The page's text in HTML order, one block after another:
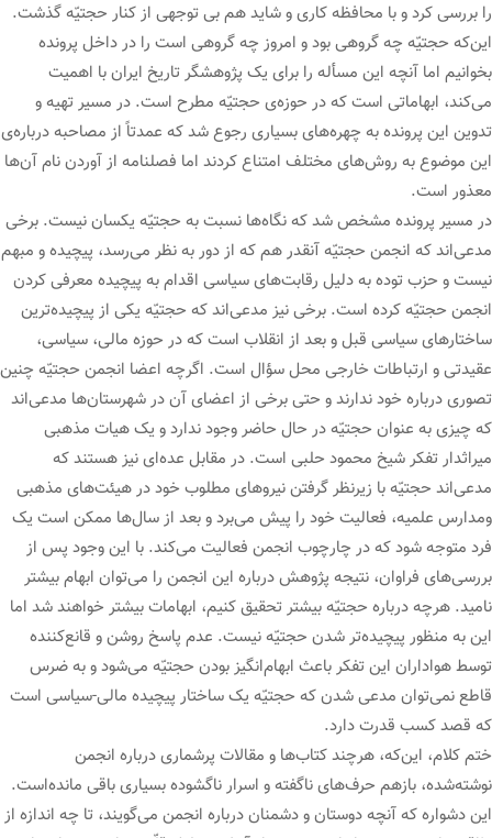
را بررسی کرد و با محافظه کاری و شاید هم بی توجهی از کنار حجتیّه گذشت.
این‌که حجتیّه چه گروهی بود و امروز چه گروهی است را در داخل پرونده
بخوانیم اما آنچه این مسأله را برای یک پژوهشگر تاریخ ایران با اهمیت
می‌کند، ابهاماتی است که در حوزه‌ی حجتیّه مطرح است. در مسیر تهیه و
تدوین این پرونده به چهره‌های بسیاری رجوع شد که عمدتاً از مصاحبه درباره‌ی
این موضوع به روش‌های مختلف امتناع کردند اما فصلنامه از آوردن نام آن‌ها
معذور است.
در مسیر پرونده مشخص شد که نگاه‌ها نسبت به حجتیّه یکسان نیست. برخی
مدعی‌اند که انجمن حجتیّه آنقدر هم که از دور به نظر می‌رسد، پیچیده و مبهم
نیست و حزب توده به دلیل رقابت‌های سیاسی اقدام به پیچیده معرفی کردن
انجمن حجتیّه کرده است. برخی نیز مدعی‌اند که حجتیّه یکی از پیچیده‌ترین
ساختارهای سیاسی قبل و بعد از انقلاب است که در حوزه مالی، سیاسی،
عقیدتی و ارتباطات خارجی محل سؤال است. اگرچه اعضا انجمن حجتیّه چنین
تصوری درباره خود ندارند و حتی برخی از اعضای آن در شهرستان‌ها مدعی‌اند
که چیزی به عنوان حجتیّه در حال حاضر وجود ندارد و یک هیات مذهبی
میراثدار تفکر شیخ محمود حلبی است. در مقابل عده‌ای نیز هستند که
مدعی‌اند حجتیّه با زیرنظر گرفتن نیروهای مطلوب خود در هیئت‌های مذهبی
ومدارس علمیه، فعالیت خود را پیش می‌برد و بعد از سال‌ها ممکن است یک
فرد متوجه شود که در چارچوب انجمن فعالیت می‌کند. با این وجود پس از
بررسی‌های فراوان، نتیجه پژوهش درباره این انجمن را می‌توان ابهام بیشتر
نامید. هرچه درباره حجتیّه بیشتر تحقیق کنیم، ابهامات بیشتر خواهند شد اما
این به منظور پیچیده‌تر شدن حجتیّه نیست. عدم پاسخ روشن و قانع‌کننده
توسط هواداران این تفکر باعث ابهام‌انگیز بودن حجتیّه می‌شود و به ضرس
قاطع نمی‌توان مدعی شدن که حجتیّه یک ساختار پیچیده مالی-سیاسی است
که قصد کسب قدرت دارد.
ختم کلام، این‌که، هرچند کتاب‌ها و مقالات پرشماری درباره انجمن
نوشته‌شده، بازهم حرف‌های ناگفته و اسرار ناگشوده بسیاری باقی مانده‌است.
این دشواره که آنچه دوستان و دشمنان درباره انجمن می‌گویند، تا چه اندازه از